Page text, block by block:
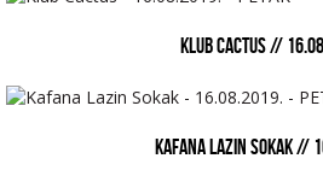
KLUB CACTUS //
KAFANA LAZIN SOKAK //